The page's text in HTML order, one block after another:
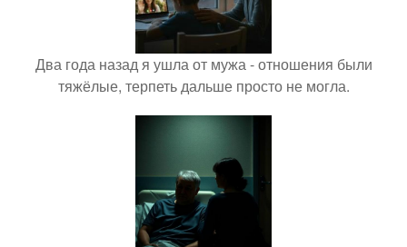
Два года назад я ушла от мужа - отношения были
тяжёлые, терпеть дальше просто не могла.